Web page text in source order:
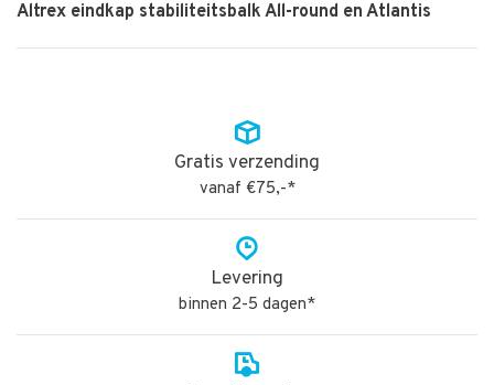
Altrex eindkap stabiliteitsbalk All-round en Atlantis
Gratis verzending
vanaf €75,-*
Levering
binnen 2-5 dagen*